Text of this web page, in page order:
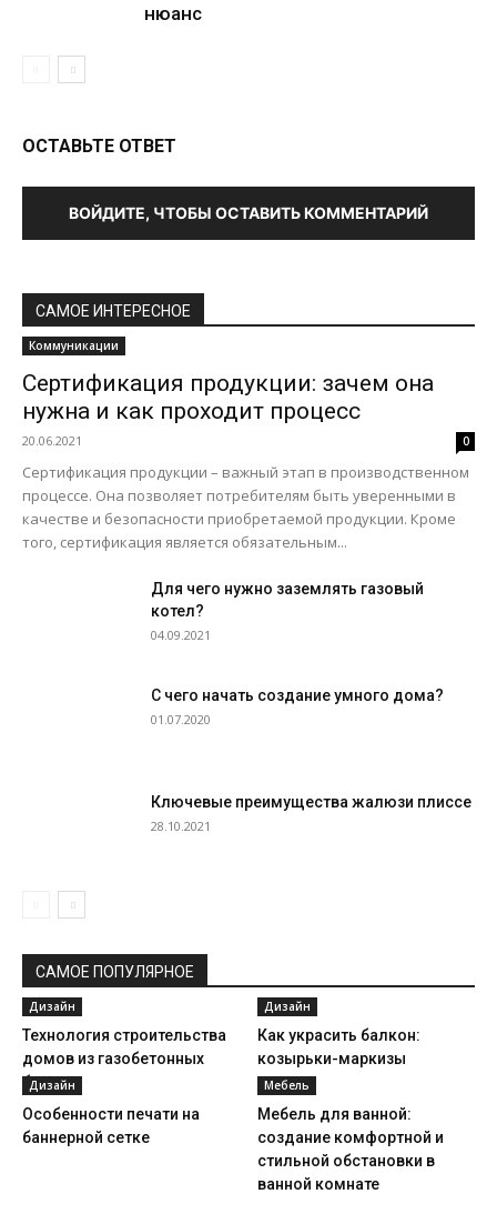
нюанс
ОСТАВЬТЕ ОТВЕТ
ВОЙДИТЕ, ЧТОБЫ ОСТАВИТЬ КОММЕНТАРИЙ
САМОЕ ИНТЕРЕСНОЕ
Коммуникации
Сертификация продукции: зачем она
нужна и как проходит процесс
20.06.2021 0
Сертификация продукции – важный этап в производственном
процессе. Она позволяет потребителям быть уверенными в
качестве и безопасности приобретаемой продукции. Кроме
того, сертификация является обязательным...
Для чего нужно заземлять газовый
котел?
04.09.2021
С чего начать создание умного дома?
01.07.2020
Ключевые преимущества жалюзи плиссе
28.10.2021
САМОЕ ПОПУЛЯРНОЕ
Дизайн
Технология строительства
домов из газобетонных
блоков
Дизайн
Как украсить балкон:
козырьки-маркизы
Дизайн
Особенности печати на
баннерной сетке
Мебель
Мебель для ванной:
создание комфортной и
стильной обстановки в
ванной комнате